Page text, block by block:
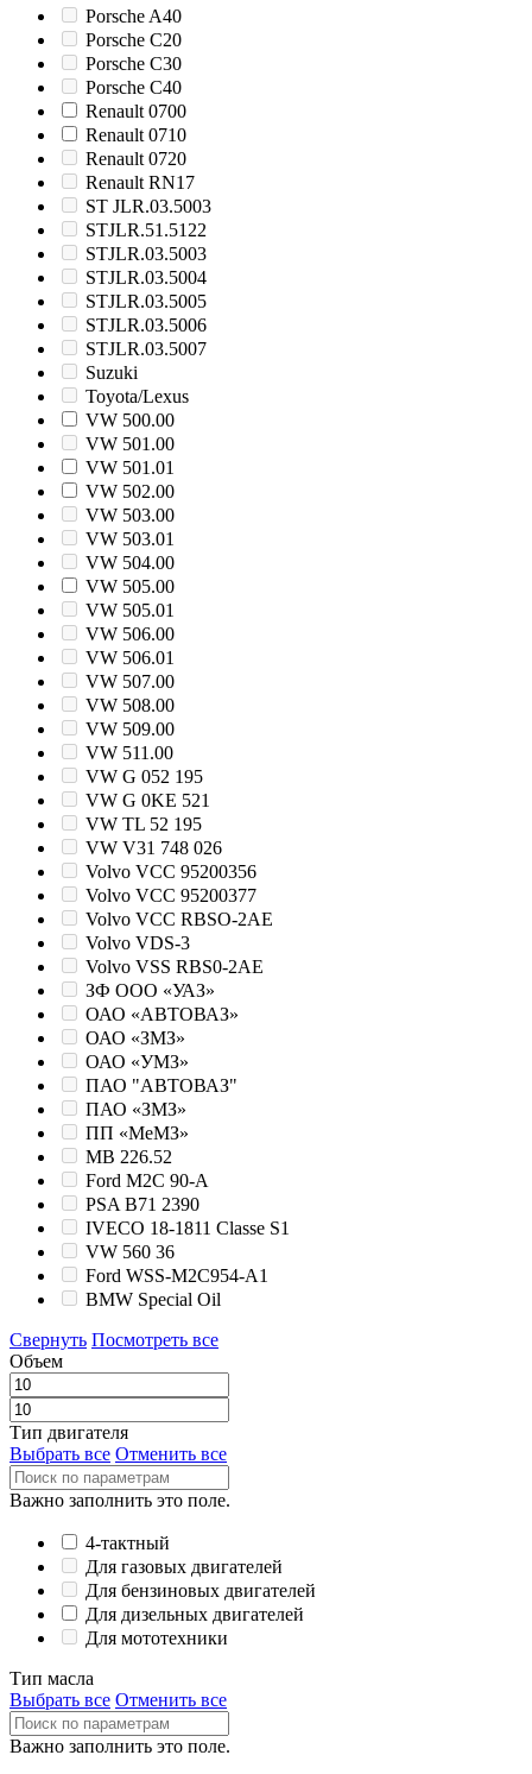
Porsche A40
Porsche C20
Porsche C30
Porsche C40
Renault 0700
Renault 0710
Renault 0720
Renault RN17
ST JLR.03.5003
STJLR.51.5122
STJLR.03.5003
STJLR.03.5004
STJLR.03.5005
STJLR.03.5006
STJLR.03.5007
Suzuki
Toyota/Lexus
VW 500.00
VW 501.00
VW 501.01
VW 502.00
VW 503.00
VW 503.01
VW 504.00
VW 505.00
VW 505.01
VW 506.00
VW 506.01
VW 507.00
VW 508.00
VW 509.00
VW 511.00
VW G 052 195
VW G 0KE 521
VW TL 52 195
VW V31 748 026
Volvo VCC 95200356
Volvo VCC 95200377
Volvo VCC RBSO-2AE
Volvo VDS-3
Volvo VSS RBS0-2AE
ЗФ ООО «УАЗ»
ОАО «АВТОВАЗ»
ОАО «ЗМЗ»
ОАО «УМЗ»
ПАО "АВТОВАЗ"
ПАО «ЗМЗ»
ПП «МеМЗ»
MB 226.52
Ford M2C 90-А
PSA B71 2390
IVECO 18-1811 Classe S1
VW 560 36
Ford WSS-M2C954-A1
BMW Special Oil
Свернуть Посмотреть все
Объем
Тип двигателя
Выбрать все Отменить все
Важно заполнить это поле.
4-тактный
Для газовых двигателей
Для бензиновых двигателей
Для дизельных двигателей
Для мототехники
Тип масла
Выбрать все Отменить все
Важно заполнить это поле.